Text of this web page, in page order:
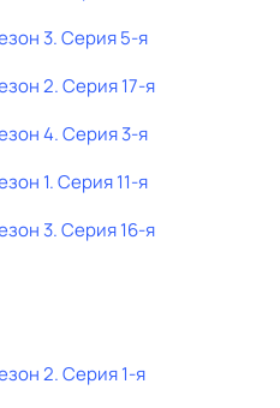
3. Серия 5-я
2. Серия 17-я
4. Серия 3-я
1. Серия 11-я
3. Серия 16-я
2. Серия 1-я